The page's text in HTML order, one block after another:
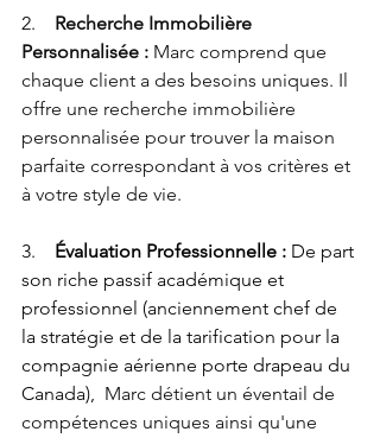
2. Recherche Immobilière
Personnalisée : Marc comprend que
chaque client a des besoins uniques. Il
offre une recherche immobilière
personnalisée pour trouver la maison
parfaite correspondant à vos critères et
à votre style de vie.
3. Évaluation Professionnelle : De part
son riche passif académique et
professionnel (anciennement chef de
la stratégie et de la tarification pour la
compagnie aérienne porte drapeau du
Canada), Marc détient un éventail de
compétences uniques ainsi qu'une